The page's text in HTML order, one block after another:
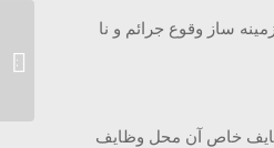
ساز وقوع جرائم و نا
خاص آن محل وظایف